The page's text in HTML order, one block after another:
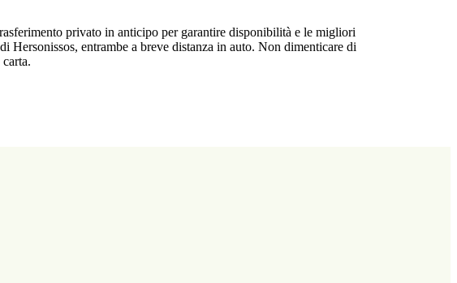
privato in anticipo per garantire disponibilità e le migliori
entrambe a breve distanza in auto. Non dimenticare di